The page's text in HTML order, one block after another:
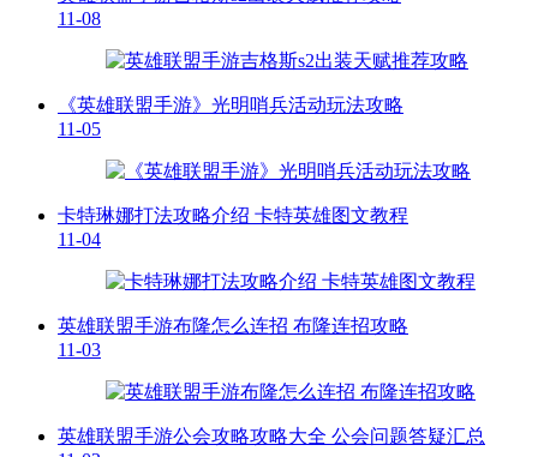
11-08
《英雄联盟手游》光明哨兵活动玩法攻略
11-05
卡特琳娜打法攻略介绍 卡特英雄图文教程
11-04
英雄联盟手游布隆怎么连招 布隆连招攻略
11-03
英雄联盟手游公会攻略攻略大全 公会问题答疑汇总